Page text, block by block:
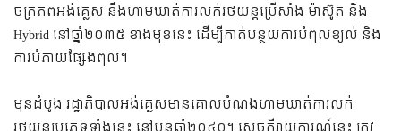
ចក្រភពអង់គ្លេស នឹងហាមឃាត់ការលក់រថយន្តប្រើសាំង ម៉ាស៊ូត និង
Hybrid នៅឆ្នាំ២០៣៥ ខាងមុខនេះ ដើម្បីកាត់បន្ថយការបំពុលខ្យល់ និង
ការបំភាយផ្សែងពុល។
មុនដំបូង រដ្ឋាភិបាលអង់គ្លេសមានគោលបំណងហាមឃាត់ការលក់